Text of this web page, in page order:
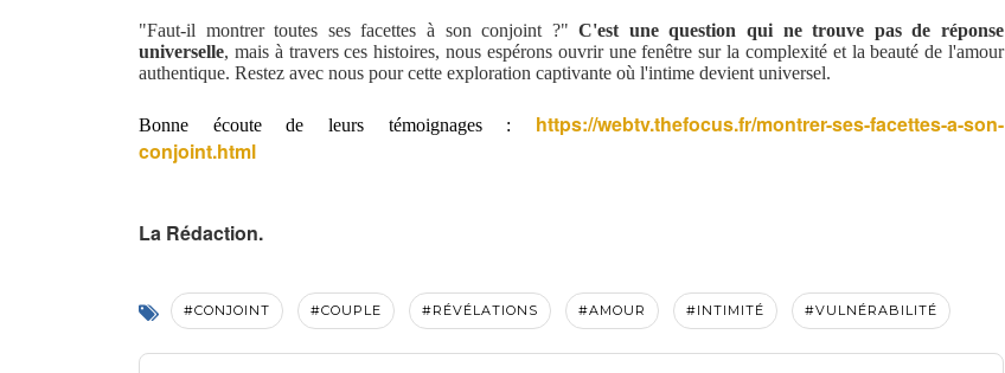
"Faut-il montrer toutes ses facettes à son conjoint ?"C'est une question qui ne trouve pas de réponse
universelle, mais à travers ces histoires, nous espérons ouvrir une fenêtre sur la complexité et la beauté de l'amour
authentique. Restez avec nous pour cette exploration captivante où l'intime devient universel.
Bonne écoute de leurs témoignages : https://webtv.thefocus.fr/montrer-ses-facettes-a-son-
conjoint.html
La Rédaction.
#CONJOINT #COUPLE #RÉVÉLATIONS #AMOUR #INTIMITÉ #VULNÉRABILITÉ